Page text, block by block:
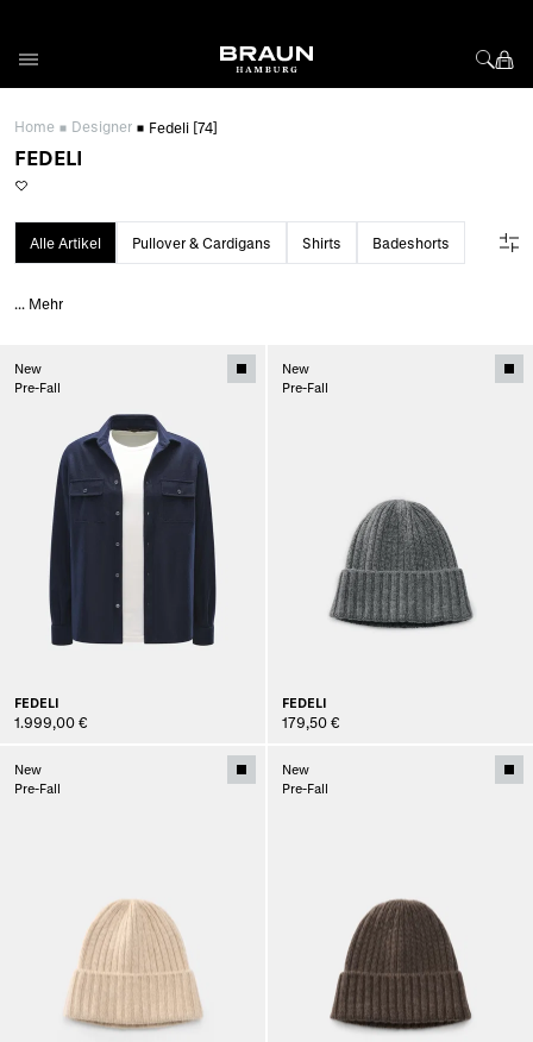
Home Designer Fedeli [74]
FEDELI
Alle Artikel Pullover & Cardigans Shirts Badeshorts
... Mehr
New
Pre-Fall
FEDELI
1.999,00 €
New
Pre-Fall
FEDELI
179,50 €
New
Pre-Fall
New
Pre-Fall